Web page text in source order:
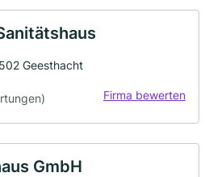
Geesthacht
Firma bewerten
GmbH